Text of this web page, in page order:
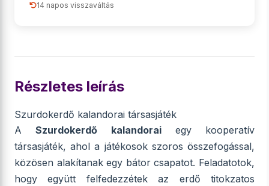
14 napos visszaváltás
Részletes leírás
Szurdokerdő kalandorai társasjáték
ASzurdokerdő kalandoraiegy kooperatív
társasjáték, ahol a játékosok szoros összefogással,
közösen alakítanak egy bátor csapatot. Feladatotok,
hogy együtt felfedezzétek az erdő titokzatos